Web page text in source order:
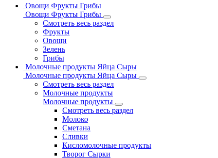
Овощи Фрукты Грибы
Овощи Фрукты Грибы
Смотреть весь раздел
Фрукты
Овощи
Зелень
Грибы
Молочные продукты Яйца Сыры
Молочные продукты Яйца Сыры
Смотреть весь раздел
Молочные продукты
Молочные продукты
Смотреть весь раздел
Молоко
Сметана
Сливки
Кисломолочные продукты
Творог Сырки